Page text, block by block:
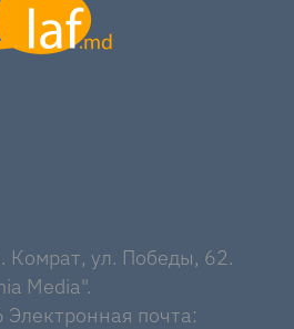
Комрат, ул. Победы, 62.
Media".
почта: